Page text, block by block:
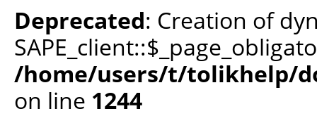
Deprecated: Creation of
/home/users/t/tolikhelp/
on line 1244